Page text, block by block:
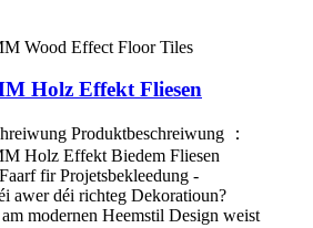
Holz Effekt Fliesen
Produktbeschreiwung ：
Holz Effekt Biedem Fliesen
fir Projetsbekleedung -
awer déi richteg Dekoratioun?
modernen Heemstil Design weist